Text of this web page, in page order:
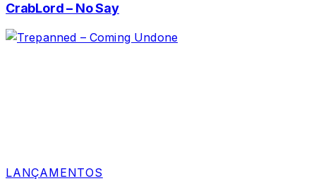
CrabLord – No Say
LANÇAMENTOS